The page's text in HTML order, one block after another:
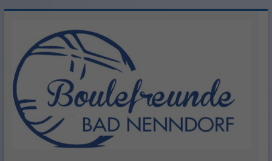
springen